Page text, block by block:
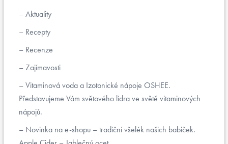
Aktuality
Recepty
Recenze
Zajímavosti
Vitaminová voda a Izotonické nápoje OSHEE.
Představujeme Vám světového lídra ve světě vitaminových
nápojů.
Novinka na e-shopu – tradiční všelék našich babiček.